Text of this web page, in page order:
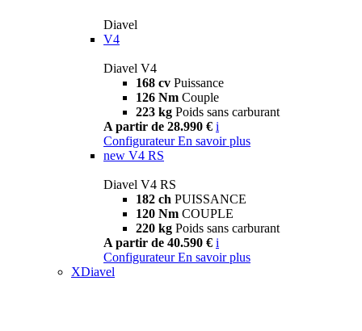
Diavel
V4
Diavel V4
168 cv Puissance
126 Nm Couple
223 kg Poids sans carburant
A partir de 28.990 € i
Configurateur En savoir plus
new V4 RS
Diavel V4 RS
182 ch PUISSANCE
120 Nm COUPLE
220 kg Poids sans carburant
A partir de 40.590 € i
Configurateur En savoir plus
XDiavel